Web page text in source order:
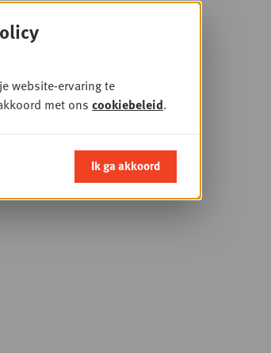
website-ervaring te
met ons cookiebeleid.
Ik ga akkoord